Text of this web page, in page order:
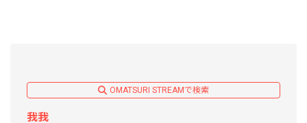
OMATSURI STREAMで検索
我我